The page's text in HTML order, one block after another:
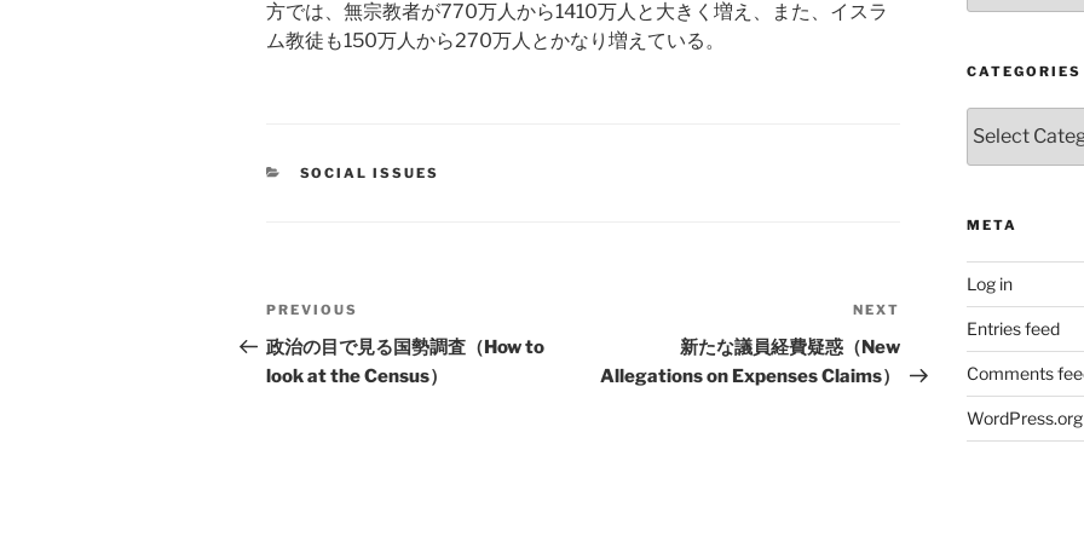
方では、無宗教者が770万人から1410万人と大きく増え、また、イスラ
ム教徒も150万人から270万人とかなり増えている。
CATEGORIES
SOCIAL ISSUES
Post
navigation
Previous
Post
PREVIOUS
政治の目で見る国勢調査（How to
look at the Census）
Post
NEXT
新たな議員経費疑惑（New
Allegations on Expenses Claims）
CATEGORIES
META
Log in
Entries feed
Comments
WordPress.org